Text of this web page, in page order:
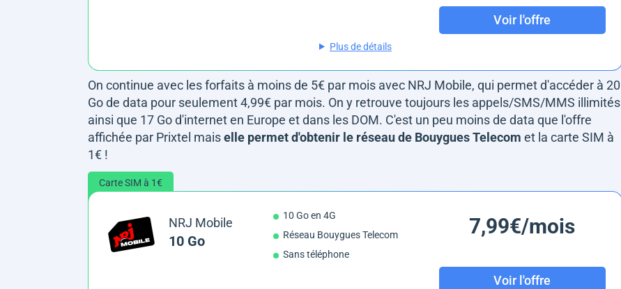
Voir l'offre
Plus de détails
On continue avec les forfaits à moins de 5€ par mois avec NRJ Mobile, qui permet d'accéder à 20
Go de data pour seulement 4,99€ par mois. On y retrouve toujours les appels/SMS/MMS illimités
ainsi que 17 Go d'internet en Europe et dans les DOM. C'est un peu moins de data que l'offre
affichée par Prixtel maiselle permet d'obtenir le réseau de Bouygues Telecom et la carte SIM à
1€ !
Carte SIM à 1€
NRJ Mobile
10 Go
10 Go en 4G
Réseau Bouygues Telecom
Sans téléphone
7,99€/mois
Voir l'offre